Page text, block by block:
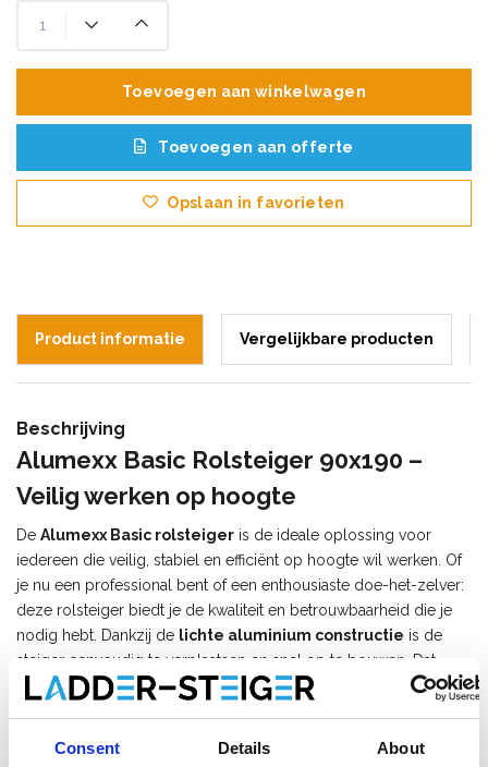
Consent Details About
Toevoegen aan winkelwagen
Toevoegen aan offerte
Opslaan in favorieten
Product informatie Vergelijkbare producten
Beschrijving
Alumexx Basic Rolsteiger 90x190 –
Veilig werken op hoogte
De Alumexx Basic rolsteiger is de ideale oplossing voor
iedereen die veilig, stabiel en efficiënt op hoogte wil werken. Of
je nu een professional bent of een enthousiaste doe-het-zelver:
deze rolsteiger biedt je de kwaliteit en betrouwbaarheid die je
nodig hebt. Dankzij de lichte aluminium constructie is de
steiger eenvoudig te verplaatsen en snel op te bouwen. Dat
maakt hem geschikt voor zowel binnen- als buitengebruik.
hoogste eisen en zijn TUV-gecertificeerd. Deze vereenvoudigde